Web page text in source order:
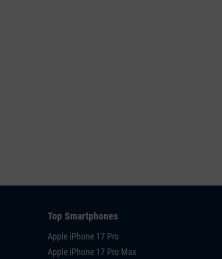
Top Smartphones
Apple iPhone 17 Pro
Apple iPhone 17 Pro Max